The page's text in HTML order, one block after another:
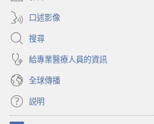
窗）
口述影像
搜尋
給專業醫療人員的資訊
全球傳播
説明